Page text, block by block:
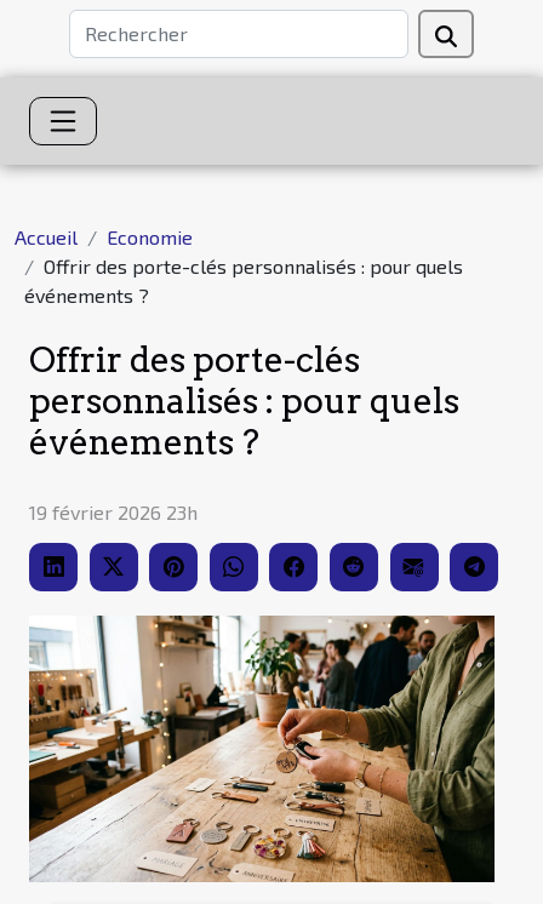
Accueil
Economie
Offrir des porte-clés personnalisés : pour quels
événements ?
Offrir des porte-clés
personnalisés : pour quels
événements ?
19 février 2026 23h